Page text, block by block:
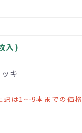
入)
キ
は1～9本までの価格